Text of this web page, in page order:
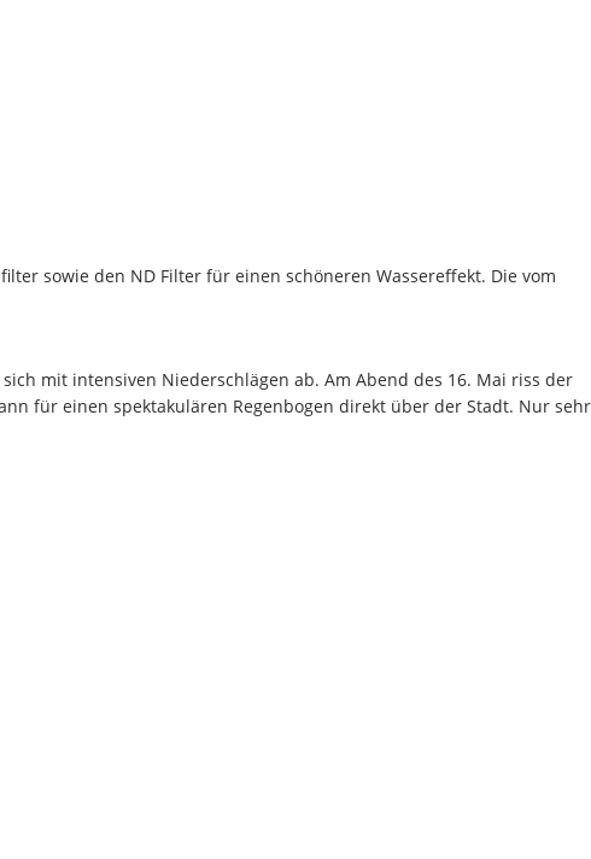
sowie den ND Filter für einen schöneren Wassereffekt. Die vom
mit intensiven Niederschlägen ab. Am Abend des 16. Mai riss der
für einen spektakulären Regenbogen direkt über der Stadt. Nur sehr